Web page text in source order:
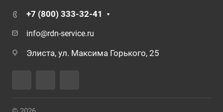
+7 (800) 333-32-41
info@rdn-service.ru
Элиста, ул. Максима Горького, 25